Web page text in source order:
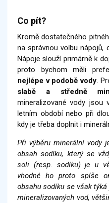
Co pít?
Kromě dostatečného
na správnou volbu nápojů,
Nápoje slouží primárně k
proto bychom měli
nejlépe v podobě vody.
slabě a středně
mineralizované vody jsou
letním období nebo při
kdy je třeba doplnit i
Při výběru minerální vody
obsah sodíku, který se
soli (resp. sodíku) je u
vhodné ho proto spíše
obsahu sodíku se však
mineralizovaných vod,